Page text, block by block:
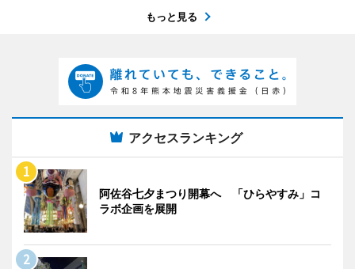
もっと見る
アクセスランキング
阿佐谷七夕まつり開幕へ 「ひらやすみ」コ
ラボ企画を展開